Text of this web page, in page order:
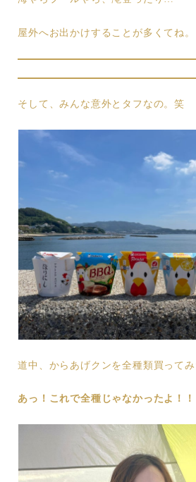
屋外へお出かけすることが多くてね。
そして、みんな意外とタフなの。笑
道中、からあげクンを全種類買ってみ
あっ！これで全種じゃなかったよ！！